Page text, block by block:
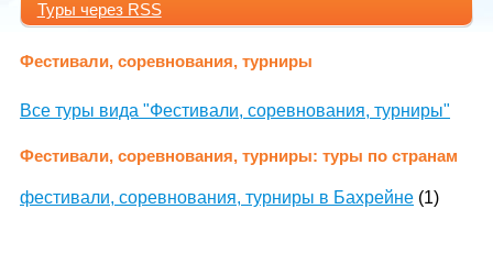
Туры через RSS
Фестивали, соревнования, турниры
Все туры вида "Фестивали, соревнования, турниры"
Фестивали, соревнования, турниры: туры по странам
фестивали, соревнования, турниры в Бахрейне (1)